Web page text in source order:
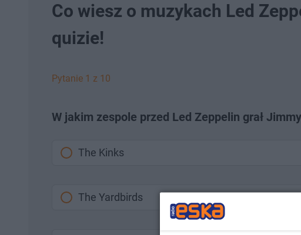
Co wiesz o muzykach Led
quizie!
Pytanie 1 z 10
W jakim zespole przed Led Zeppelin grał
The Kinks
The Yardbirds